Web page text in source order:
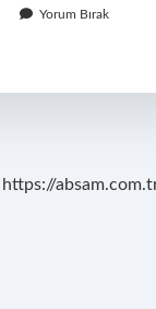
Yorum Bırak
https://